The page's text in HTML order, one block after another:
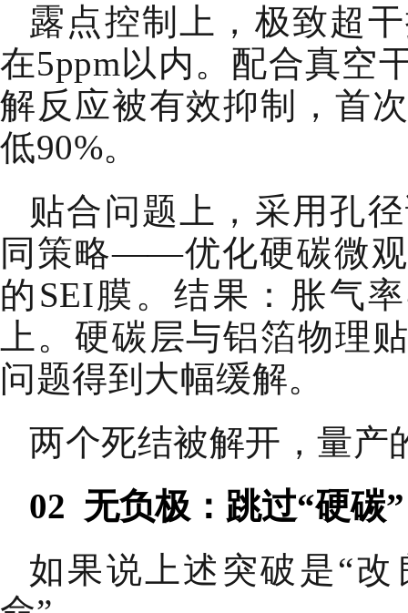
露点控制上，极致超
在5ppm以内。配合真空
解反应被有效抑制，首
低90%。
贴合问题上，采用孔
同策略——优化硬碳微
的SEI膜。结果：胀气
上。硬碳层与铝箔物理
问题得到大幅缓解。
两个死结被解开，量产
02 无负极：跳过“硬碳
如果说上述突破是“